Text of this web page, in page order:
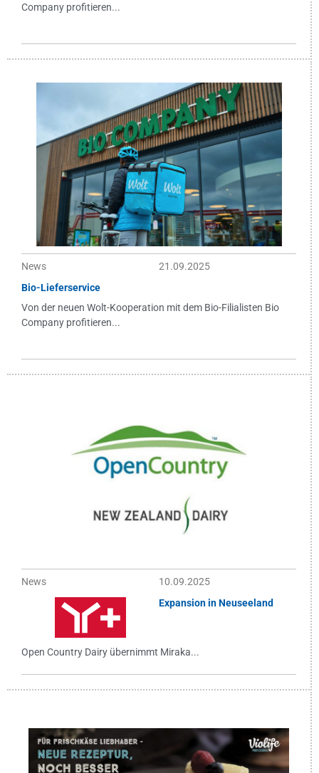
Company profitieren...
News
21.09.2025
Bio-Lieferservice
Von der neuen Wolt-Kooperation mit dem Bio-Filialisten Bio
Company profitieren...
News
10.09.2025
Expansion in Neuseeland
Open Country Dairy übernimmt Miraka...